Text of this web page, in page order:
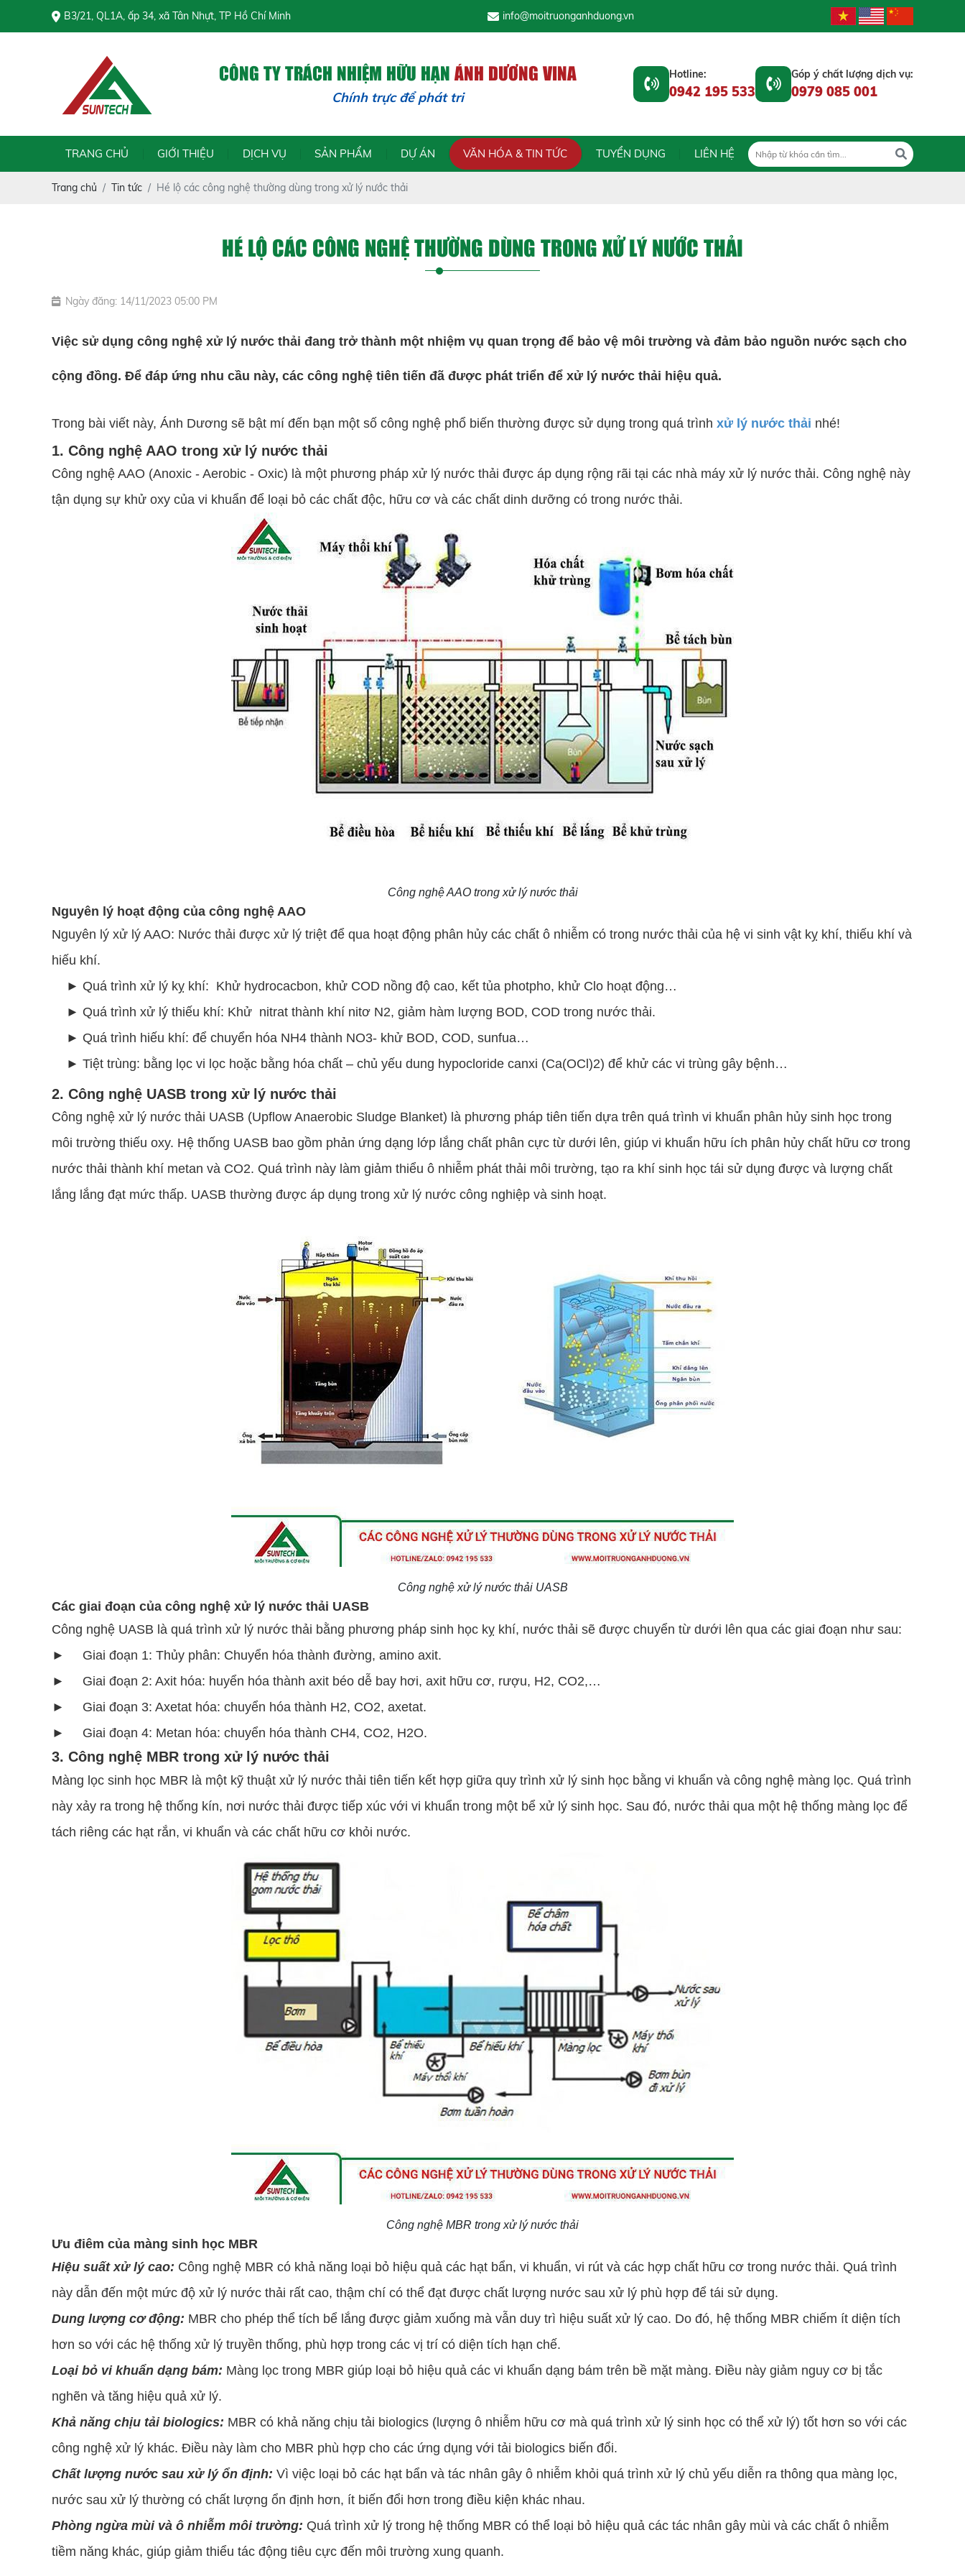
B3/21, QL1A, ấp 34, xã Tân Nhựt, TP Hồ Chí Minh info@moitruonganhduong.vn
CÔNG TY TRÁCH NHIỆM HỮU HẠNÁNH DƯƠNG VINA
Chính trực để phát triển - Trách nhiệm
Hotline:
0942 195 533
Góp ý chất lượng dịch vụ:
0979 085 001
TRANG CHỦ GIỚI THIỆU DỊCH VỤ SẢN PHẨM DỰ ÁN VĂN HÓA & TIN TỨC TUYỂN DỤNG LIÊN HỆ
Trang chủ Tin tức Hé lộ các công nghệ thường dùng trong xử lý nước thải
HÉ LỘ CÁC CÔNG NGHỆ THƯỜNG DÙNG TRONG XỬ LÝ NƯỚC THẢI
Ngày đăng: 14/11/2023 05:00 PM
Việc sử dụng công nghệ xử lý nước thải đang trở thành một nhiệm vụ quan trọng để bảo vệ môi trường và đảm bảo nguồn nước sạch cho
cộng đồng. Để đáp ứng nhu cầu này, các công nghệ tiên tiến đã được phát triển để xử lý nước thải hiệu quả.
Trong bài viết này, Ánh Dương sẽ bật mí đến bạn một số công nghệ phổ biến thường được sử dụng trong quá trình xử lý nước thải nhé!
1. Công nghệ AAO trong xử lý nước thải
Công nghệ AAO (Anoxic - Aerobic - Oxic) là một phương pháp xử lý nước thải được áp dụng rộng rãi tại các nhà máy xử lý nước thải. Công nghệ này
tận dụng sự khử oxy của vi khuẩn để loại bỏ các chất độc, hữu cơ và các chất dinh dưỡng có trong nước thải.
Công nghệ AAO trong xử lý nước thải
Nguyên lý hoạt động của công nghệ AAO
Nguyên lý xử lý AAO: Nước thải được xử lý triệt để qua hoạt động phân hủy các chất ô nhiễm có trong nước thải của hệ vi sinh vật kỵ khí, thiếu khí và
hiếu khí.
► Quá trình xử lý kỵ khí: Khử hydrocacbon, khử COD nồng độ cao, kết tủa photpho, khử Clo hoạt động…
► Quá trình xử lý thiếu khí: Khử nitrat thành khí nitơ N2, giảm hàm lượng BOD, COD trong nước thải.
► Quá trình hiếu khí: để chuyển hóa NH4 thành NO3- khử BOD, COD, sunfua…
► Tiệt trùng: bằng lọc vi lọc hoặc bằng hóa chất – chủ yếu dung hypocloride canxi (Ca(OCl)2) để khử các vi trùng gây bệnh…
2. Công nghệ UASB trong xử lý nước thải
Công nghệ xử lý nước thải UASB (Upflow Anaerobic Sludge Blanket) là phương pháp tiên tiến dựa trên quá trình vi khuẩn phân hủy sinh học trong
môi trường thiếu oxy. Hệ thống UASB bao gồm phản ứng dạng lớp lắng chất phân cực từ dưới lên, giúp vi khuẩn hữu ích phân hủy chất hữu cơ trong
nước thải thành khí metan và CO2. Quá trình này làm giảm thiểu ô nhiễm phát thải môi trường, tạo ra khí sinh học tái sử dụng được và lượng chất
lắng lắng đạt mức thấp. UASB thường được áp dụng trong xử lý nước công nghiệp và sinh hoạt.
Công nghệ xử lý nước thải UASB
Các giai đoạn của công nghệ xử lý nước thải UASB
Công nghệ UASB là quá trình xử lý nước thải bằng phương pháp sinh học kỵ khí, nước thải sẽ được chuyển từ dưới lên qua các giai đoạn như sau:
► Giai đoạn 1: Thủy phân: Chuyển hóa thành đường, amino axit.
► Giai đoạn 2: Axit hóa: huyển hóa thành axit béo dễ bay hơi, axit hữu cơ, rượu, H2, CO2,…
► Giai đoạn 3: Axetat hóa: chuyển hóa thành H2, CO2, axetat.
► Giai đoạn 4: Metan hóa: chuyển hóa thành CH4, CO2, H2O.
3. Công nghệ MBR trong xử lý nước thải
Màng lọc sinh học MBR là một kỹ thuật xử lý nước thải tiên tiến kết hợp giữa quy trình xử lý sinh học bằng vi khuẩn và công nghệ màng lọc. Quá trình
này xảy ra trong hệ thống kín, nơi nước thải được tiếp xúc với vi khuẩn trong một bể xử lý sinh học. Sau đó, nước thải qua một hệ thống màng lọc để
tách riêng các hạt rắn, vi khuẩn và các chất hữu cơ khỏi nước.
Công nghệ MBR trong xử lý nước thải
Ưu điêm của màng sinh học MBR
Hiệu suất xử lý cao: Công nghệ MBR có khả năng loại bỏ hiệu quả các hạt bẩn, vi khuẩn, vi rút và các hợp chất hữu cơ trong nước thải. Quá trình
này dẫn đến một mức độ xử lý nước thải rất cao, thậm chí có thể đạt được chất lượng nước sau xử lý phù hợp để tái sử dụng.
Dung lượng cơ động: MBR cho phép thể tích bể lắng được giảm xuống mà vẫn duy trì hiệu suất xử lý cao. Do đó, hệ thống MBR chiếm ít diện tích
hơn so với các hệ thống xử lý truyền thống, phù hợp trong các vị trí có diện tích hạn chế.
Loại bỏ vi khuẩn dạng bám: Màng lọc trong MBR giúp loại bỏ hiệu quả các vi khuẩn dạng bám trên bề mặt màng. Điều này giảm nguy cơ bị tắc
nghẽn và tăng hiệu quả xử lý.
Khả năng chịu tải biologics: MBR có khả năng chịu tải biologics (lượng ô nhiễm hữu cơ mà quá trình xử lý sinh học có thể xử lý) tốt hơn so với các
công nghệ xử lý khác. Điều này làm cho MBR phù hợp cho các ứng dụng với tải biologics biến đổi.
Chất lượng nước sau xử lý ổn định: Vì việc loại bỏ các hạt bẩn và tác nhân gây ô nhiễm khỏi quá trình xử lý chủ yếu diễn ra thông qua màng lọc,
nước sau xử lý thường có chất lượng ổn định hơn, ít biến đổi hơn trong điều kiện khác nhau.
Phòng ngừa mùi và ô nhiễm môi trường: Quá trình xử lý trong hệ thống MBR có thể loại bỏ hiệu quả các tác nhân gây mùi và các chất ô nhiễm
tiềm năng khác, giúp giảm thiểu tác động tiêu cực đến môi trường xung quanh.